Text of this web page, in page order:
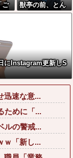
ご
っ
ら
別
獣亭の前、とん
でもないことに
にInstagram更新しS
迅速な意...
ために「...
ルの警戒...
ｗ「新し...